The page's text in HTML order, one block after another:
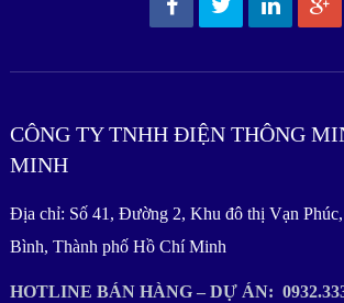
CÔNG TY TNHH ĐIỆN THÔNG
MINH
Địa chỉ: Số 41, Đường 2, Khu đô thị Vạn
Bình, Thành phố Hồ Chí Minh
HOTLINE BÁN HÀNG – DỰ ÁN: